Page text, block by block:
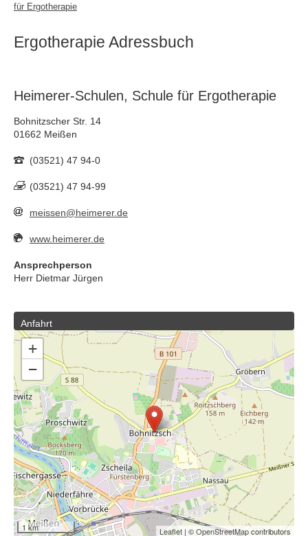
für Ergotherapie
Ergotherapie Adressbuch
Heimerer-Schulen, Schule für Ergotherapie
Bohnitzscher Str. 14
01662 Meißen
(03521) 47 94-0
(03521) 47 94-99
meissen@heimerer.de
www.heimerer.de
Ansprechperson
Herr Dietmar Jürgen
Anfahrt
+
−
1 km Leaflet | ©OpenStreetMapcontributors